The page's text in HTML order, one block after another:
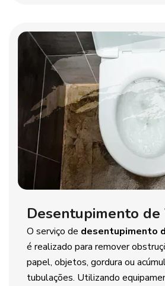
Desentupimento de
O serviço de desentupimento
é realizado para remover
papel, objetos, gordura ou
tubulações. Utilizando